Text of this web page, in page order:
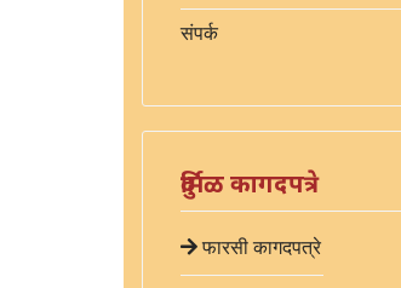
संपर्क
दुर्मिळ कागदपत्रे
फारसी कागदपत्रे